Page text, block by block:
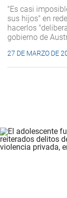
"Es casi
sus hijos" en
hacerlos
gobierno de
27 DE MARZO DE